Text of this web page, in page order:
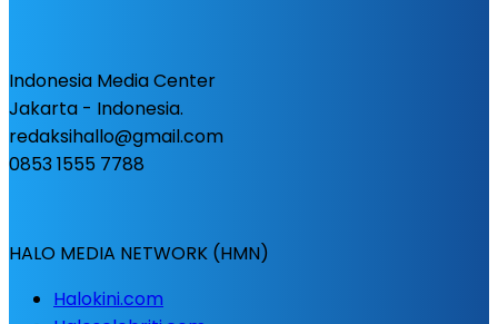
Indonesia Media Center
Jakarta - Indonesia.
redaksihallo@gmail.com
0853 1555 7788
HALO MEDIA NETWORK (HMN)
Halokini.com